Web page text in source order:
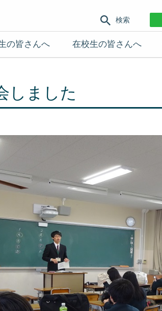
検索
の皆さんへ 在校生の皆さんへ
しました